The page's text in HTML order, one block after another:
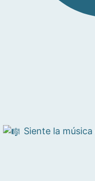
Siente la